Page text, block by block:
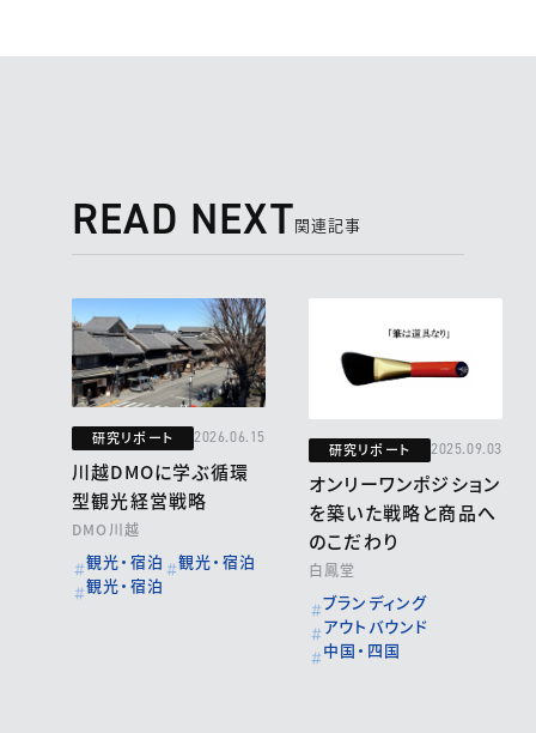
READ NEXT関連記事
研究リポート 2026.06.15
川越DMOに学ぶ循環
型観光経営戦略
DMO川越
観光・宿泊
観光・宿泊
観光・宿泊
研究リポート 2025.09.03
オンリーワンポジション
を築いた戦略と商品へ
のこだわり
白鳳堂
ブランディング
アウトバウンド
中国・四国